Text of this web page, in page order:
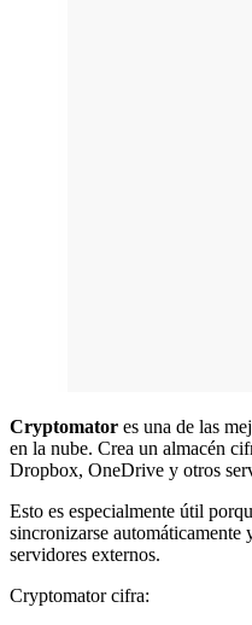
Cryptomator es una de las
en la nube. Crea un almacén
Dropbox, OneDrive y otros
Esto es especialmente útil
sincronizarse automáticamente
servidores externos.
Cryptomator cifra: